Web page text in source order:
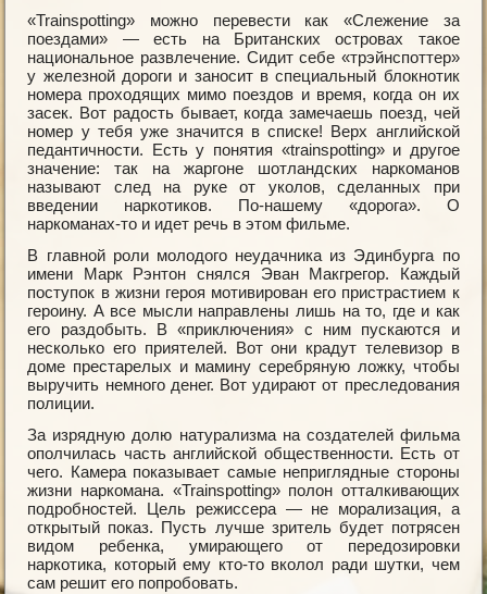
«Trainsрotting» можно перевести как «Слежение за
поездами» — есть на Британских островах такое
национальное развлечение. Сидит себе «трэйнспоттер»
у железной дороги и заносит в специальный блокнотик
номера проходящих мимо поездов и время, когда он их
засек. Вот радость бывает, когда замечаешь поезд, чей
номер у тебя уже значится в списке! Верх английской
педантичности. Есть у понятия «trainsрotting» и другое
значение: так на жаргоне шотландских наркоманов
называют след на руке от уколов, сделанных при
введении наркотиков. По-нашему «дорога». О
наркоманах-то и идет речь в этом фильме.
В главной роли молодого неудачника из Эдинбурга по
имени Марк Рэнтон снялся Эван Макгрегор. Каждый
поступок в жизни героя мотивирован его пристрастием к
героину. А все мысли направлены лишь на то, где и как
его раздобыть. В «приключения» с ним пускаются и
несколько его приятелей. Вот они крадут телевизор в
доме престарелых и мамину серебряную ложку, чтобы
выручить немного денег. Вот удирают от преследования
полиции.
За изрядную долю натурализма на создателей фильма
ополчилась часть английской общественности. Есть от
чего. Камера показывает самые неприглядные стороны
жизни наркомана. «Trainsрotting» полон отталкивающих
подробностей. Цель режиссера — не морализация, а
открытый показ. Пусть лучше зритель будет потрясен
видом ребенка, умирающего от передозировки
наркотика, который ему кто-то вколол ради шутки, чем
сам решит его попробовать.